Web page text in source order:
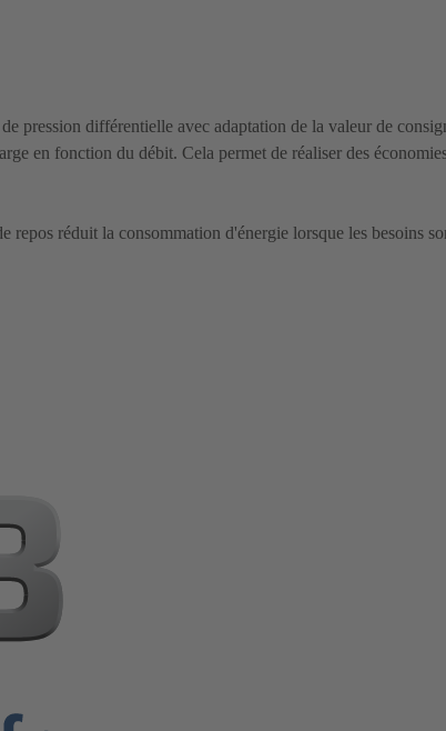
pression différentielle avec adaptation de la valeur de
en fonction du débit. Cela permet de réaliser des
repos réduit la consommation d'énergie lorsque les besoins